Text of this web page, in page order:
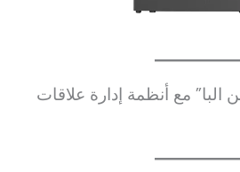
مع أنظمة إدارة علاقات